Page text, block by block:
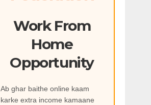
Work From
Home
Opportunity
Ab ghar baithe online kaam
karke extra income kamaane